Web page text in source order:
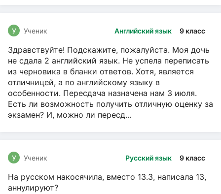
Английский язык 9 класс
У Ученик
Здравствуйте! Подскажите, пожалуйста. Моя дочь
не сдала 2 английский язык. Не успела переписать
из черновика в бланки ответов. Хотя, является
отличницей, а по английскому языку в
особенности. Пересдача назначена нам 3 июля.
Есть ли возможность получить отличную оценку за
экзамен? И, можно ли пересд...
Русский язык 9 класс
У Ученик
На русском накосячила, вместо 13.3, написала 13,
аннулируют?